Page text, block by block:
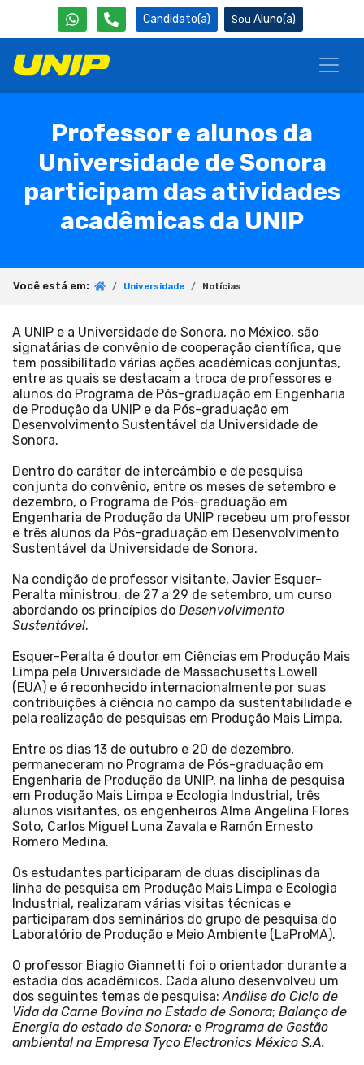
Candidato(a) Aluno(a)
Professor e alunos da
Universidade de Sonora
participam das atividades
acadêmicas da UNIP
Você está em: Universidade Notícias
A UNIP e a Universidade de Sonora, no México, são
signatárias de convênio de cooperação científica, que
tem possibilitado várias ações acadêmicas conjuntas,
entre as quais se destacam a troca de professores e
alunos do Programa de Pós-graduação em Engenharia
de Produção da UNIP e da Pós-graduação em
Desenvolvimento Sustentável da Universidade de
Sonora.
Dentro do caráter de intercâmbio e de pesquisa
conjunta do convênio, entre os meses de setembro e
dezembro, o Programa de Pós-graduação em
Engenharia de Produção da UNIP recebeu um professor
e três alunos da Pós-graduação em Desenvolvimento
Sustentável da Universidade de Sonora.
Na condição de professor visitante, Javier Esquer-
Peralta ministrou, de 27 a 29 de setembro, um curso
abordando os princípios do Desenvolvimento
Sustentável.
Esquer-Peralta é doutor em Ciências em Produção Mais
Limpa pela Universidade de Massachusetts Lowell
(EUA) e é reconhecido internacionalmente por suas
contribuições à ciência no campo da sustentabilidade e
pela realização de pesquisas em Produção Mais Limpa.
Entre os dias 13 de outubro e 20 de dezembro,
permaneceram no Programa de Pós-graduação em
Engenharia de Produção da UNIP, na linha de pesquisa
em Produção Mais Limpa e Ecologia Industrial, três
alunos visitantes, os engenheiros Alma Angelina Flores
Soto, Carlos Miguel Luna Zavala e Ramón Ernesto
Romero Medina.
Os estudantes participaram de duas disciplinas da
linha de pesquisa em Produção Mais Limpa e Ecologia
Industrial, realizaram várias visitas técnicas e
participaram dos seminários do grupo de pesquisa do
Laboratório de Produção e Meio Ambiente (LaProMA).
O professor Biagio Giannetti foi o orientador durante a
estadia dos acadêmicos. Cada aluno desenvolveu um
dos seguintes temas de pesquisa:Análise do Ciclo de
Vida da Carne Bovina no Estado de Sonora; Balanço de
Energia do estado de Sonora; e Programa de Gestão
ambiental na Empresa Tyco Electronics México S.A.